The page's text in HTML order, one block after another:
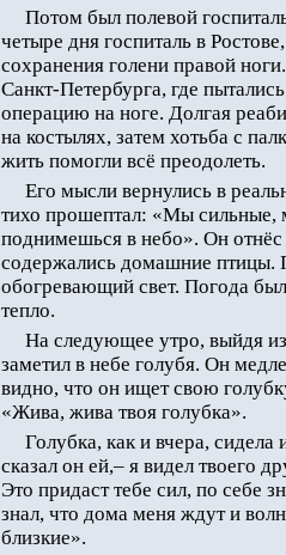
Потом был полевой
четыре дня госпиталь в
сохранения голени правой
Санкт-Петербурга, где
операцию на ноге. Долгая
на костылях, затем хотьба с
жить помогли всё преодолеть.
Его мысли вернулись в
тихо прошептал: «Мы сильные,
поднимешься в небо». Он
содержались домашние птицы.
обогревающий свет. Погода
тепло.
На следующее утро, выйдя
заметил в небе голубя. Он
видно, что он ищет свою
«Жива, жива твоя голубка».
Голубка, как и вчера, сидела
сказал он ей,– я видел твоего
Это придаст тебе сил, по себе
знал, что дома меня ждут и
близкие».